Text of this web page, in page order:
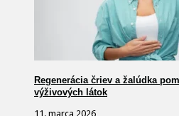
Regenerácia čriev a žalúdka
výživových látok
11. marca 2026